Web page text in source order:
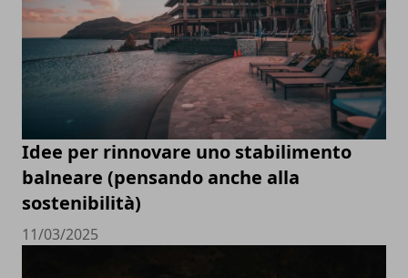
Idee per rinnovare uno stabilimento
balneare (pensando anche alla
sostenibilità)
11/03/2025